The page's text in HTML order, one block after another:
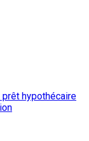
prêt hypothécaire